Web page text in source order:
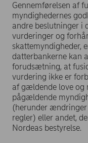
Gennemførelsen af
myndighedernes
andre beslutninger i
vurderinger og
skattemyndigheder,
datterbankerne kan
forudsætning, at
vurdering ikke er
af gældende love og
pågældende
(herunder
regler) eller andet,
Nordeas bestyrelse.